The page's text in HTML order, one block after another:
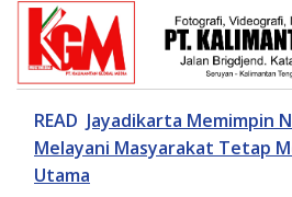
READ Jayadikarta Memimpin
Melayani Masyarakat Tetap
Utama